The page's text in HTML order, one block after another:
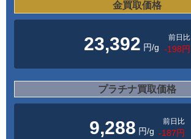
金買取価格
23,392 円/g
前日比
-198円
プラチナ買取価格
9,288 円/g
前日比
-187円